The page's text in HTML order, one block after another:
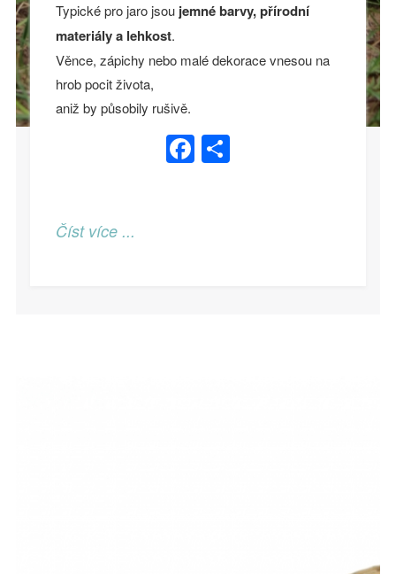
Typické pro jaro jsou jemné barvy, přírodní
materiály a lehkost.
Věnce, zápichy nebo malé dekorace vnesou na
hrob pocit života,
aniž by působily rušivě.
Facebook
Share
Číst více ...